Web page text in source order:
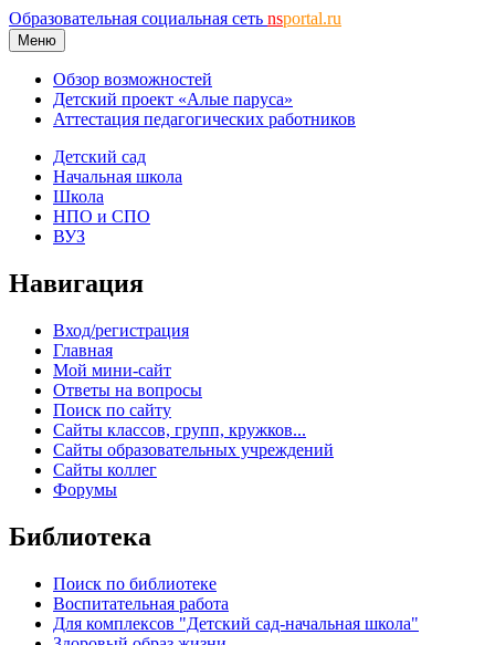
Образовательная социальная сеть nsportal.ru
Меню
Обзор возможностей
Детский проект «Алые паруса»
Аттестация педагогических работников
Детский сад
Начальная школа
Школа
НПО и СПО
ВУЗ
Навигация
Вход/регистрация
Главная
Мой мини-сайт
Ответы на вопросы
Поиск по сайту
Сайты классов, групп, кружков...
Сайты образовательных учреждений
Сайты коллег
Форумы
Библиотека
Поиск по библиотеке
Воспитательная работа
Для комплексов "Детский сад-начальная школа"